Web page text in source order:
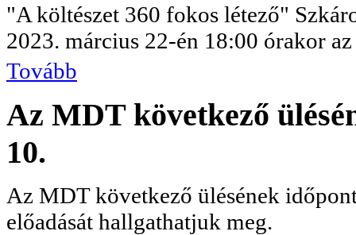
"A költészet 360 fokos létező"
2023. március 22-én 18:00 órakor
Tovább
Az MDT következő
10.
Az MDT következő ülésének
előadását hallgathatjuk meg.